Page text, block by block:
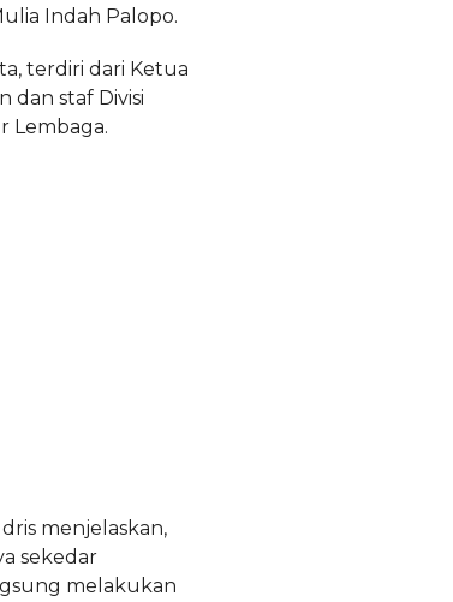
Indah Palopo.
terdiri dari Ketua
dan staf Divisi
Lembaga.
menjelaskan,
sekedar
melakukan